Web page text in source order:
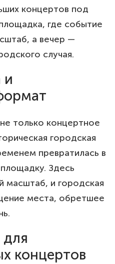
концертов под
где событие
а вечер —
случая.
и
только концертное
городская
превратилась в
Здесь
масштаб, и городская
места, обретшее
концертов